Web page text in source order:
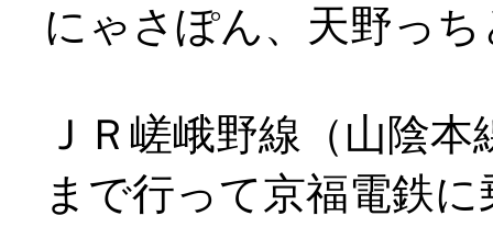
にゃさぽん、天野っ
ＪＲ嵯峨野線（山陰
まで行って京福電鉄